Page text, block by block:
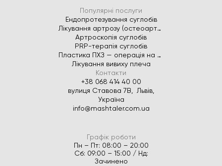
Популярні послуги
Ендопротезування суглобів
Лікування артрозу (остеоартрозу)
Артроскопія суглобів
PRP-терапія суглобів
Пластика ПХЗ — операція на передню хрестоподібну зв’язку
Лікування вивиху плеча
Контакти
+38 068 414 40 00
вулиця Ставова 7В, Львів,
Україна
info@mashtaler.com.ua
Графік роботи
Пн – Пт: 08:00 – 20:00
Сб: 09:00 – 15:00 / Нд:
Зачинено